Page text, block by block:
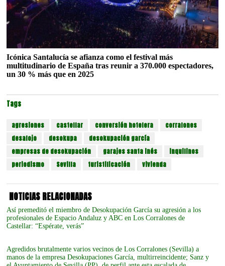
Icónica Santalucía se afianza como el festival más
multitudinario de España tras reunir a 370.000 espectadores,
un 30 % más que en 2025
Tags
agresiones castellar conversión hotelera
corralones
desalojo
desokupa
desokupación garcía
empresas de desokupación
garajes santa inés
inquilinos
periodismo
Sevilla turistificación vivienda
NOTICIAS RELACIONADAS
Así premeditó el miembro de Desokupación García su agresión a los
profesionales de Espacio Andaluz y ABC en Los Corralones de
Castellar: “Espérate, verás”
Agredidos brutalmente varios vecinos de Los Corralones (Sevilla) a
manos de la empresa Desokupaciones García, multirreincidente; Sanz y